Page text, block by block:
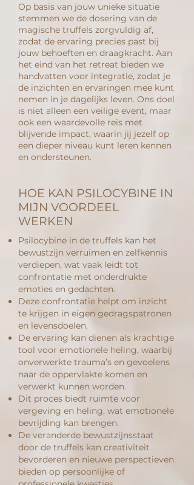
Op basis van jouw unieke situatie
stemmen we de dosering van de
magische truffels zorgvuldig af,
zodat de ervaring precies past bij
jouw behoeften en draagkracht. Aan
het eind van het retreat bieden we
handvatten voor integratie, zodat je
de inzichten en ervaringen mee kunt
nemen in je dagelijks leven. Ons doel
is niet alleen een veilige event, maar
ook een waardevolle reis met
blijvende impact, waarin jij jezelf op
een dieper niveau kunt leren kennen
en ondersteunen.
HOE KAN PSILOCYBINE IN
MIJN VOORDEEL
WERKEN
Psilocybine in de truffels kan het
bewustzijn verruimen en zelfkennis
verdiepen, wat vaak leidt tot
confrontatie met onderdrukte
emoties en gedachten.
Deze confrontatie helpt om inzicht
te krijgen in eigen gedragspatronen
en levensdoelen.
De ervaring kan dienen als krachtige
tool voor emotionele heling, waarbij
onverwerkte trauma’s en gevoelens
naar de oppervlakte komen en
verwerkt kunnen worden.
Dit proces biedt ruimte voor
vergeving en heling, wat emotionele
bevrijding kan brengen.
De veranderde bewustzijnsstaat
door de truffels kan creativiteit
bevorderen en nieuwe perspectieven
bieden op persoonlijke of